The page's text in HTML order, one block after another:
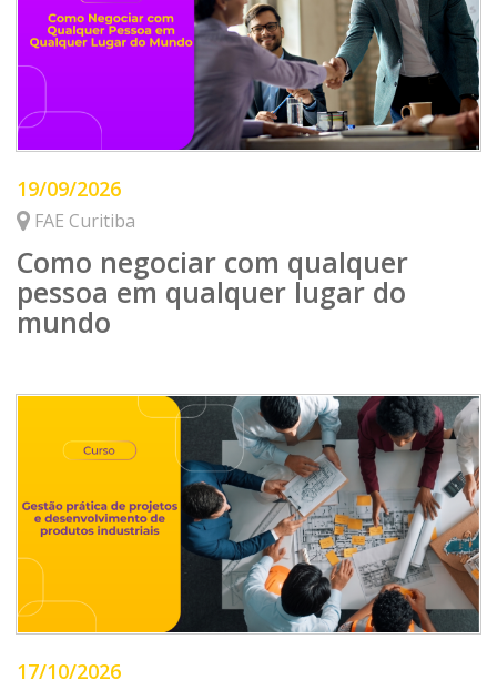
19/09/2026
FAE Curitiba
Como negociar com qualquer
pessoa em qualquer lugar do
mundo
17/10/2026